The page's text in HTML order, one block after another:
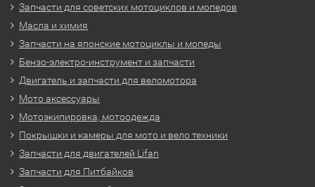
Запчасти для советских мотоциклов и мопедов
Масла и химия
Запчасти на японские мотоциклы и мопеды
Бензо-электро-инструмент и запчасти
Двигатель и запчасти для веломотора
Мото аксессуары
Мотоэкипировка, мотоодежда
Покрышки и камеры для мото и вело техники
Запчасти для двигателей Lifan
Запчасти для Питбайков